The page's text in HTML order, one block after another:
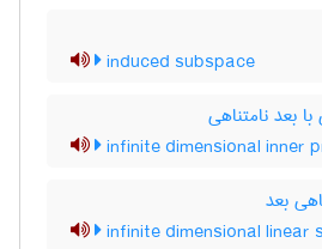
induced subspace
بعد نامتناهی
infinite dimensional inner
بعد
infinite dimensional linear